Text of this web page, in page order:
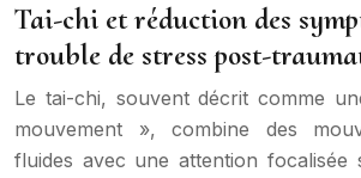
Tai-chi et réduction des
trouble de stress post-
Le tai-chi, souvent décrit comme
mouvement », combine des
fluides avec une attention focalisée